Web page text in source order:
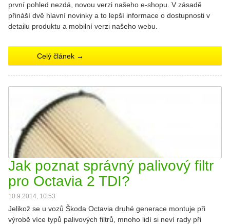
první pohled nezdá, novou verzi našeho e-shopu. V zásadě
přináší dvě hlavní novinky a to lepší informace o dostupnosti v
detailu produktu a mobilní verzi našeho webu.
Celý článek →
Jak poznat správný palivový filtr
pro Octavia 2 TDI?
10.9.2014, 10:53
Jelikož se u vozů Škoda Octavia druhé generace montuje při
výrobě více typů palivových filtrů, mnoho lidí si neví rady při